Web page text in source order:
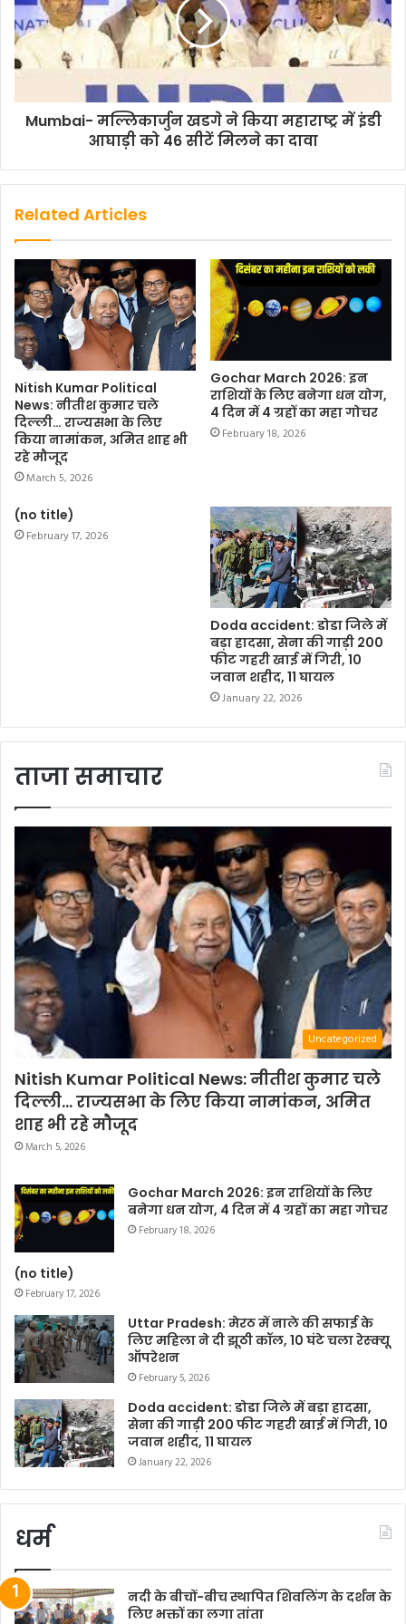
Mumbai- मल्लिकार्जुन खडगे ने किया महाराष्ट्र में इंडी
आघाड़ी को 46 सीटें मिलने का दावा
Related Articles
Nitish Kumar Political
News: नीतीश कुमार चले
दिल्ली… राज्यसभा के लिए
किया नामांकन, अमित शाह भी
रहे मौजूद
March 5, 2026
Gochar March 2026: इन
राशियों के लिए बनेगा धन योग,
4 दिन में 4 ग्रहों का महा गोचर
February 18, 2026
(no title)
February 17, 2026
Doda accident: डोडा जिले में
बड़ा हादसा, सेना की गाड़ी 200
फीट गहरी खाई में गिरी, 10
जवान शहीद, 11 घायल
January 22, 2026
ताजा समाचार
Uncategorized
Nitish Kumar Political News: नीतीश कुमार चले
दिल्ली… राज्यसभा के लिए किया नामांकन, अमित
शाह भी रहे मौजूद
March 5, 2026
Gochar March 2026: इन राशियों के लिए
बनेगा धन योग, 4 दिन में 4 ग्रहों का महा गोचर
February 18, 2026
(no title)
February 17, 2026
Uttar Pradesh: मेरठ में नाले की सफाई के
लिए महिला ने दी झूठी कॉल, 10 घंटे चला रेस्क्यू
ऑपरेशन
February 5, 2026
Doda accident: डोडा जिले में बड़ा हादसा,
सेना की गाड़ी 200 फीट गहरी खाई में गिरी, 10
जवान शहीद, 11 घायल
January 22, 2026
धर्म
नदी के बीचों-बीच स्थापित शिवलिंग के दर्शन के
लिए भक्तों का लगा तांता